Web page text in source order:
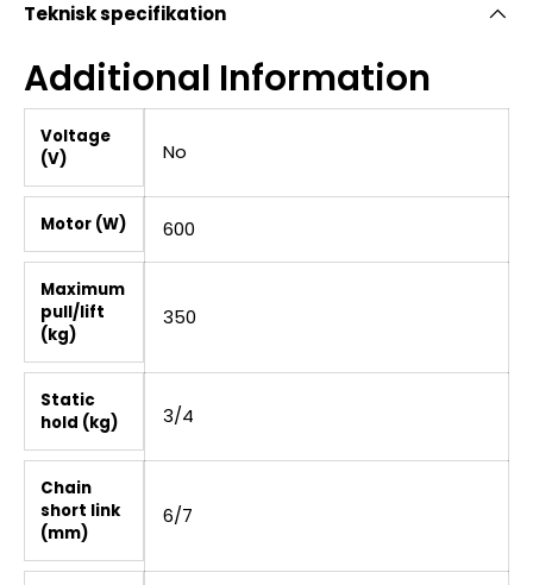
Teknisk specifikation
Additional Information
Voltage
(V)
No
Motor (W) 600
Maximum
pull/lift
(kg)
350
Static
hold (kg)
3/4
Chain
short link
(mm)
6/7